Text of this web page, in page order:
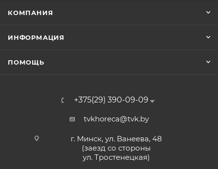
КОМПАНИЯ
ИНФОРМАЦИЯ
ПОМОЩЬ
+375(29) 390-09-09
tvkhoreca@tvk.by
г. Минск, ул. Ванеева, 48
(заезд со стороны
ул. Тростенецкая)